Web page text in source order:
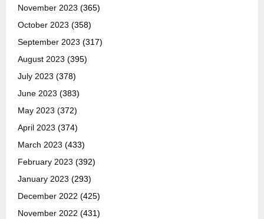
November 2023 (365)
October 2023 (358)
September 2023 (317)
August 2023 (395)
July 2023 (378)
June 2023 (383)
May 2023 (372)
April 2023 (374)
March 2023 (433)
February 2023 (392)
January 2023 (293)
December 2022 (425)
November 2022 (431)